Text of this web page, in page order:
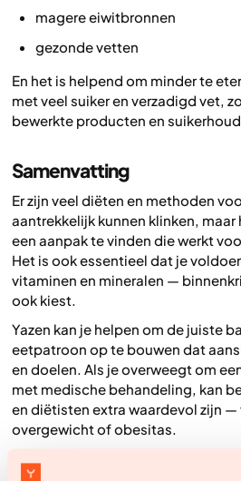
magere eiwitbronnen
gezonde vetten
En het is helpend om minder te
met veel suiker en verzadigd vet,
bewerkte producten en
Samenvatting
Er zijn veel diëten en methoden
aantrekkelijk kunnen klinken,
een aanpak te vinden die werkt
Het is ook essentieel dat je
vitaminen en mineralen —
ook kiest.
Yazen kan je helpen om de juiste
eetpatroon op te bouwen dat
en doelen. Als je overweegt om
met medische behandeling, kan
en diëtisten extra waardevol zijn
overgewicht of obesitas.
Bij Yazen krijg je ondersteuning